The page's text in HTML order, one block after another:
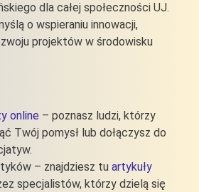
dla całej społeczności UJ.
o wspieraniu innowacji,
projektów w środowisku
online – poznasz ludzi, którzy
Twój pomysł lub dołączysz do
– znajdziesz tu artykuły
specjalistów, którzy dzielą się